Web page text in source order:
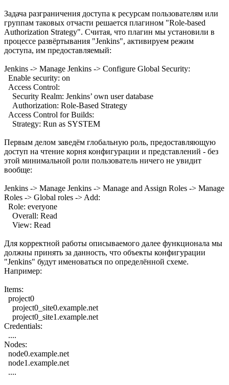
Задача разграничения доступа к ресурсам пользователям или
группам таковых отчасти решается плагином "Role-based
Authorization Strategy". Считая, что плагин мы установили в
процессе развёртывания "Jenkins", активируем режим
доступа, им предоставляемый:
Jenkins -> Manage Jenkins -> Configure Global Security:
Enable security: on
Access Control:
Security Realm: Jenkins’ own user database
Authorization: Role-Based Strategy
Access Control for Builds:
Strategy: Run as SYSTEM
Первым делом заведём глобальную роль, предоставляющую
доступ на чтение корня конфигурации и представлений - без
этой минимальной роли пользователь ничего не увидит
вообще:
Jenkins -> Manage Jenkins -> Manage and Assign Roles -> Manage
Roles -> Global roles -> Add:
Role: everyone
Overall: Read
View: Read
Для корректной работы описываемого далее функционала мы
должны принять за данность, что объекты конфигурации
"Jenkins" будут именоваться по определённой схеме.
Например:
Items:
project0
project0_site0.example.net
project0_site1.example.net
Credentials:
....
Nodes:
node0.example.net
node1.example.net
....